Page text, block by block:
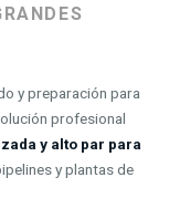
y preparación para
profesional
y alto par para
y plantas de